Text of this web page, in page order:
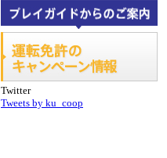
Twitter
Tweets by ku_coop